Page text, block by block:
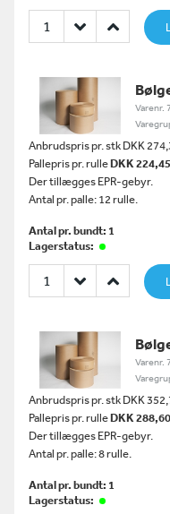
Varenr.
Anbrudspris pr. stk DKK
Pallepris pr. rulleDKK 224,45
Der tillægges EPR-gebyr.
Antal pr. palle: 12 rulle.
Antal pr. bundt: 1
Lagerstatus:
Varenr.
Anbrudspris pr. stk DKK
Pallepris pr. rulleDKK 288,60
Der tillægges EPR-gebyr.
Antal pr. palle: 8 rulle.
Antal pr. bundt: 1
Lagerstatus: